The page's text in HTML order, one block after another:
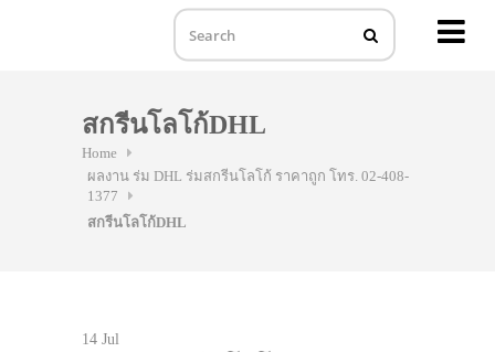
สกรีนโลโก้DHL
Home
ผลงาน ร่ม DHL ร่มสกรีนโลโก้ ราคาถูก โทร. 02-408-
1377
สกรีนโลโก้DHL
14 Jul